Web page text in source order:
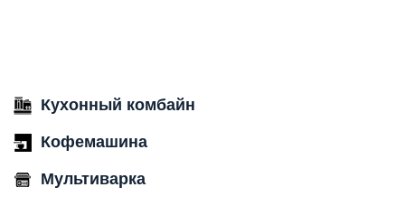
Кухонный комбайн
Кофемашина
Мультиварка